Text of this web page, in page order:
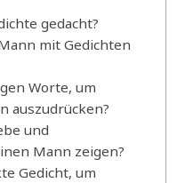
gedacht?
mit Gedichten
Worte, um
auszudrücken?
und
Mann zeigen?
Gedicht, um